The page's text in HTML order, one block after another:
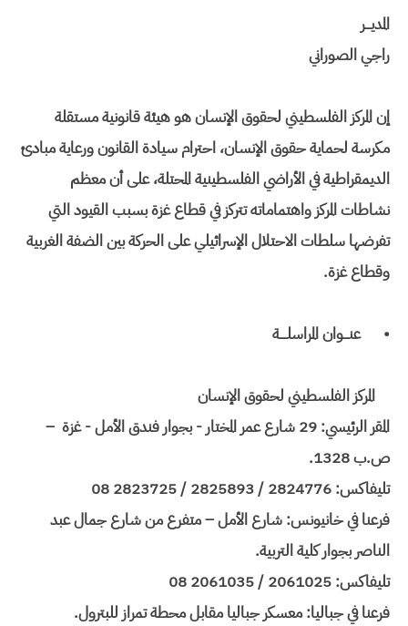
المديـــر
راجي الصوراني
إن المركز الفلسطيني لحقوق الإنسان هو هيئة قانونية مستقلة
مكرسة لحماية حقوق الإنسان، احترام سيادة القانون ورعاية مبادئ
الديمقراطية في الأراضي الفلسطينية المحتلة، على أن معظم
نشاطات المركز واهتماماته تتركز في قطاع غزة بسبب القيود التي
تفرضها سلطات الاحتلال الإسرائيلي على الحركة بين الضفة الغربية
وقطاع غزة.
• عنـــوان المراسلــــة
المركز الفلسطيني لحقوق الإنسان
المقر الرئيسي: 29 شارع عمر المختار - بجوار فندق الأمل - غزة –
ص.ب 1328.
تليفاكس: 2824776 / 2825893 / 2823725 08
فرعنا في خانيونس: شارع الأمل – متفرع من شارع جمال عبد
الناصر بجوار كلية التربية.
تليفاكس: 2061025 / 2061035 08
فرعنا في جباليا: معسكر جباليا مقابل محطة تمراز للبترول.